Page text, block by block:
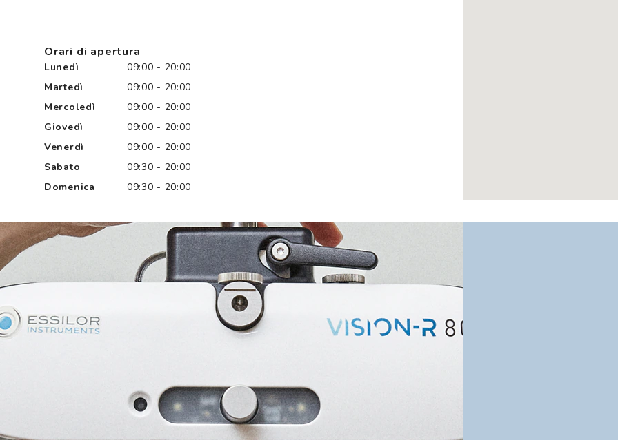
Orari di apertura
Lunedì
09:00 - 20:00
Martedì
09:00 - 20:00
Mercoledì
09:00 - 20:00
Giovedì
09:00 - 20:00
Venerdì
09:00 - 20:00
Sabato
09:30 - 20:00
Domenica
09:30 - 20:00